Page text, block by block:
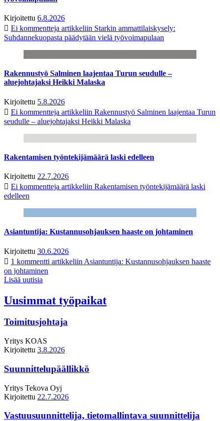
Kirjoitettu 6.8.2026
Ei kommentteja artikkeliin Starkin ammattilaiskysely:
Suhdannekuopasta päädytään vielä työvoimapulaan
Rakennustyö Salminen laajentaa Turun seudulle –
aluejohtajaksi Heikki Malaska
Kirjoitettu 5.8.2026
Ei kommentteja artikkeliin Rakennustyö Salminen laajentaa Turun
seudulle – aluejohtajaksi Heikki Malaska
Rakentamisen työntekijämäärä laski edelleen
Kirjoitettu 22.7.2026
Ei kommentteja artikkeliin Rakentamisen työntekijämäärä laski
edelleen
Asiantuntija: Kustannusohjauksen haaste on johtaminen
Kirjoitettu 30.6.2026
1 kommentti artikkeliin Asiantuntija: Kustannusohjauksen haaste
on johtaminen
Lisää uutisia
Uusimmat työpaikat
Toimitusjohtaja
Yritys KOAS
Kirjoitettu 3.8.2026
Suunnittelupäällikkö
Yritys Tekova Oyj
Kirjoitettu 22.7.2026
Vastuusuunnittelija, tietomallintava suunnittelija